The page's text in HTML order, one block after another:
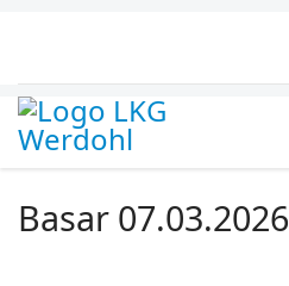
Basar 07.03.2026